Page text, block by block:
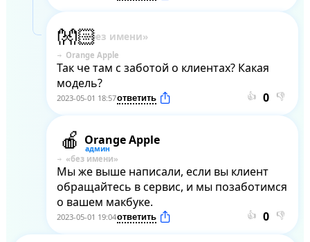
Orange Apple
Так че там с заботой о клиентах? Какая
модель?
2023-05-01 18:57 👍 👎
Orange Apple
Мы же выше написали, если вы клиент
обращайтесь в сервис, и мы позаботимся
о вашем макбуке.
2023-05-01 19:04 👍 👎